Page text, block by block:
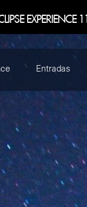
Entradas